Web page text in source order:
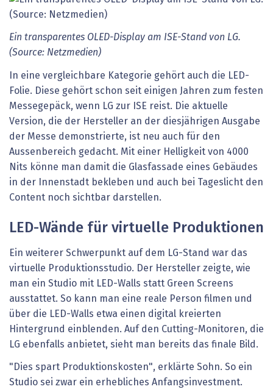
Ein transparentes OLED-Display am ISE-Stand von LG.
(Source: Netzmedien)
In eine vergleichbare Kategorie gehört auch die LED-
Folie. Diese gehört schon seit einigen Jahren zum festen
Messegepäck, wenn LG zur ISE reist. Die aktuelle
Version, die der Hersteller an der diesjährigen Ausgabe
der Messe demonstrierte, ist neu auch für den
Aussenbereich gedacht. Mit einer Helligkeit von 4000
Nits könne man damit die Glasfassade eines Gebäudes
in der Innenstadt bekleben und auch bei Tageslicht den
Content noch sichtbar darstellen.
LED-Wände für virtuelle Produktionen
Ein weiterer Schwerpunkt auf dem LG-Stand war das
virtuelle Produktionsstudio. Der Hersteller zeigte, wie
man ein Studio mit LED-Walls statt Green Screens
ausstattet. So kann man eine reale Person filmen und
über die LED-Walls etwa einen digital kreierten
Hintergrund einblenden. Auf den Cutting-Monitoren, die
LG ebenfalls anbietet, sieht man bereits das finale Bild.
"Dies spart Produktionskosten", erklärte Sohn. So ein
Studio sei zwar ein erhebliches Anfangsinvestment.